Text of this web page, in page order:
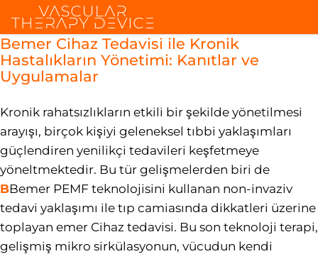
Bemer Cihaz Tedavisi ile Kronik
Hastalıkların Yönetimi: Kanıtlar ve
Uygulamalar
Kronik rahatsızlıkların etkili bir şekilde yönetilmesi
arayışı, birçok kişiyi geleneksel tıbbi yaklaşımları
güçlendiren yenilikçi tedavileri keşfetmeye
yöneltmektedir. Bu tür gelişmelerden biri de
BBemer PEMF teknolojisini kullanan non-invaziv
tedavi yaklaşımı ile tıp camiasında dikkatleri üzerine
toplayan emer Cihaz tedavisi. Bu son teknoloji terapi,
gelişmiş mikro sirkülasyonun, vücudun kendi